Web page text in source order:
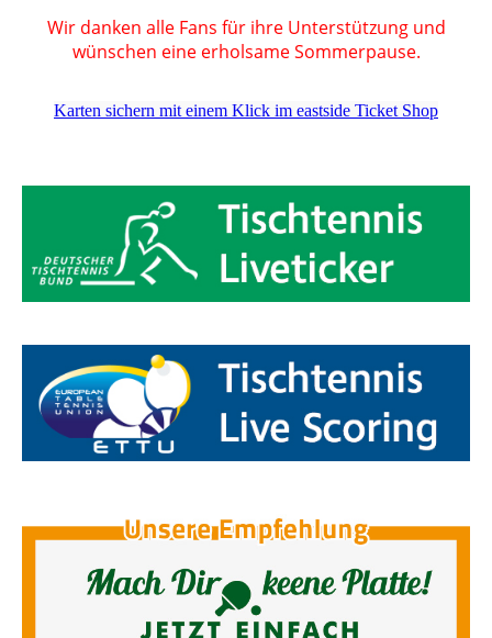
Wir danken alle Fans für ihre Unterstützung und
wünschen eine erholsame Sommerpause.
Karten sichern mit einem Klick im eastside Ticket Shop